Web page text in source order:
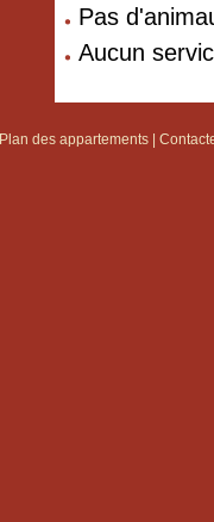
Pas
Aucun
Plan des appartements